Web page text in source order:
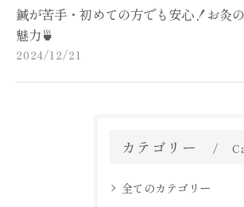
鍼が苦手・初めての方でも安心！お灸の
魅力🍵
2024/12/21
カテゴリー
全てのカテゴリー